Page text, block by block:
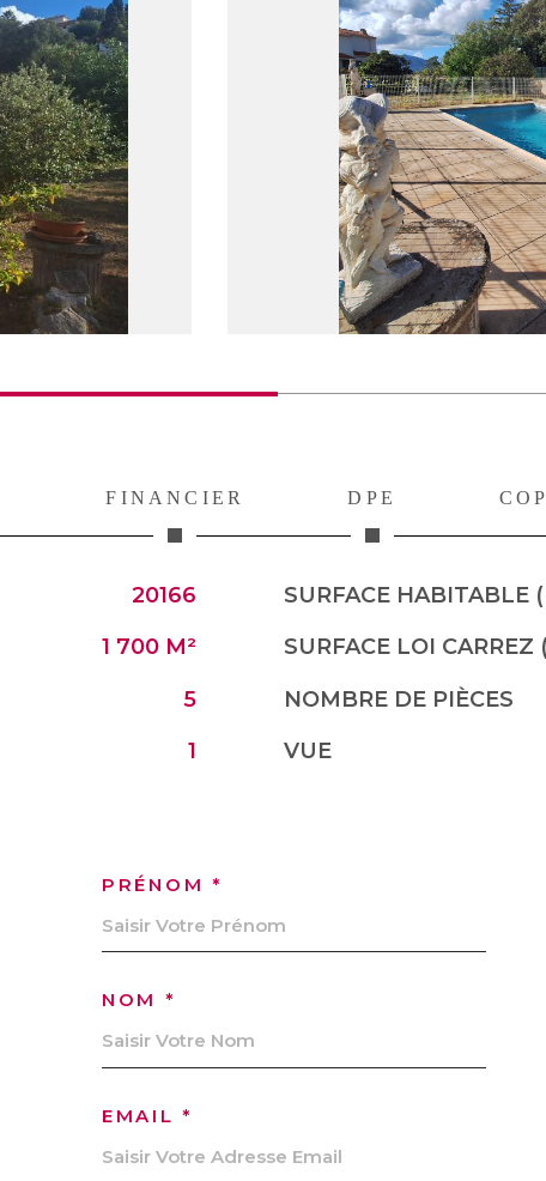
FINANCIER DPE
20166 SURFACE HABITABLE
1 700 M² SURFACE LOI CARREZ
5 NOMBRE DE PIÈCES
1 VUE
PRÉNOM *
NOM *
EMAIL *